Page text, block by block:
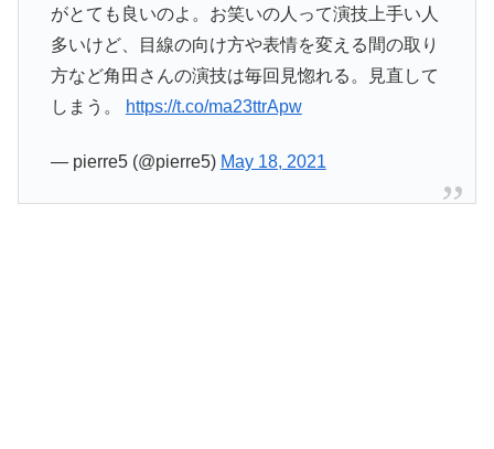
がとても良いのよ。お笑いの人って演技上手い人
多いけど、目線の向け方や表情を変える間の取り
方など角田さんの演技は毎回見惚れる。見直して
しまう。
https://t.co/ma23ttrApw
— pierre5 (@pierre5) May 18, 2021